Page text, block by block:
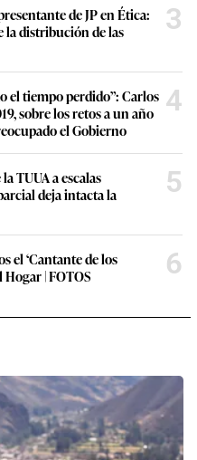
de JP en Ética:
la distribución de las
3
el tiempo perdido”: Carlos
sobre los retos a un año
el Gobierno
4
TUUA a escalas
deja intacta la
5
el ‘Cantante de los
Hogar | FOTOS
6